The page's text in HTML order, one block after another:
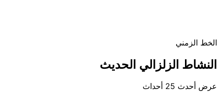
الخط الزمني
النشاط الزلزالي الحديث
عرض أحدث 25 أحداث